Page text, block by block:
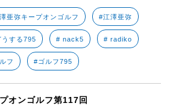
亜弥キープオンゴルフ #江澤亜弥
うする795 # nack5 # radiko
フ #ゴルフ795
オンゴルフ第117回